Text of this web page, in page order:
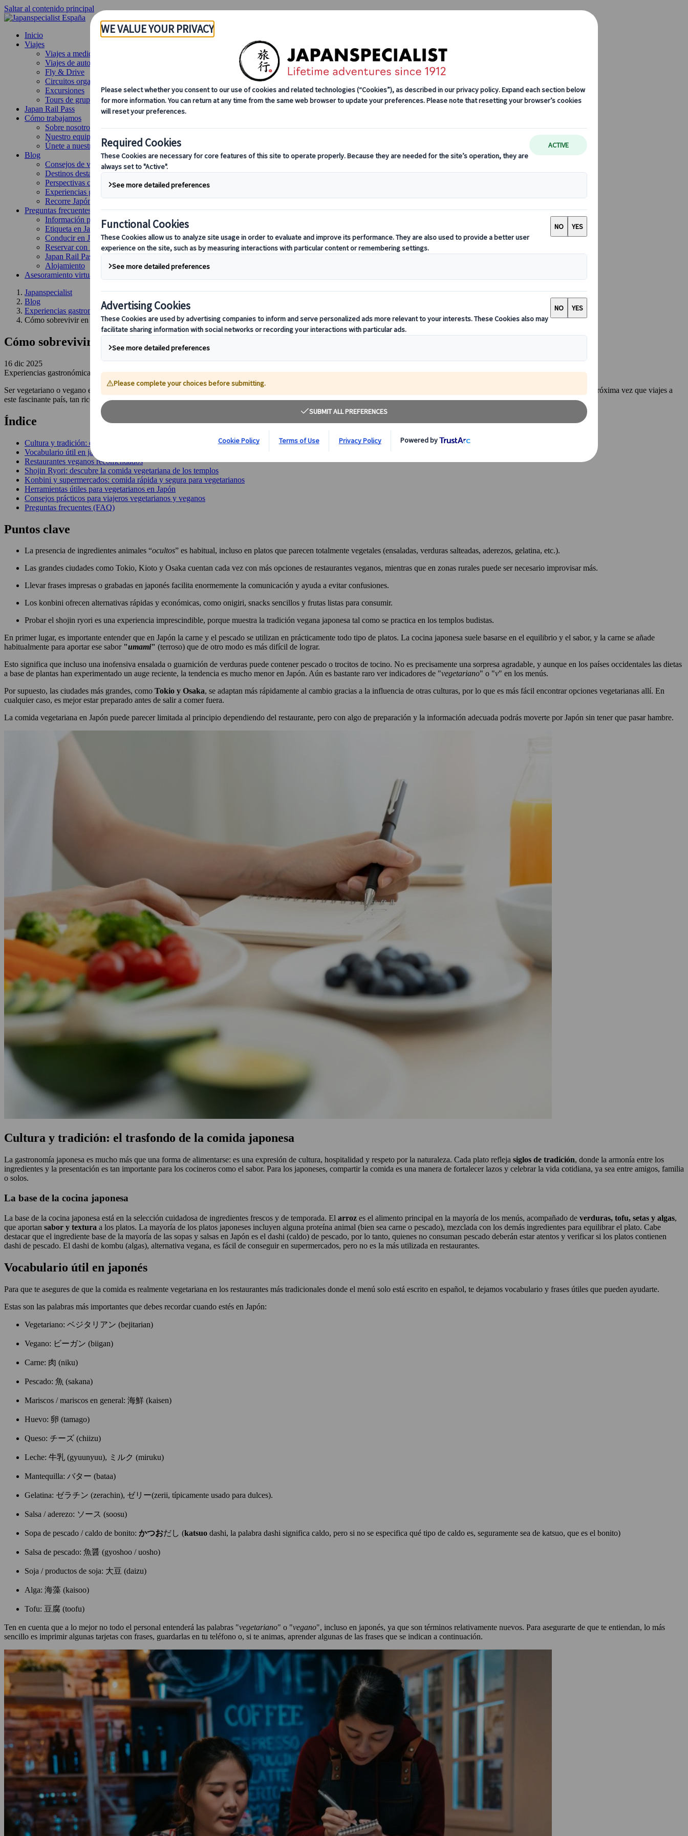
Saltar al contenido principal
Inicio
Viajes
Viajes a medida
Viajes de autor
Fly & Drive
Circuitos organizados
Excursiones
Tours de grupo a medida
Japan Rail Pass
Cómo trabajamos
Sobre nosotros
Nuestro equipo
Únete a nuestro equipo
Blog
Consejos de viaje para cada temporada
Destinos destacados
Perspectivas culturales
Experiencias gastronómicas
Recorre Japón en tren
Preguntas frecuentes
Información práctica
Etiqueta en Japón
Conducir en Japón
Reservar con nosotros
Japan Rail Pass
Alojamiento
Asesoramiento virtual
Japanspecialist
Blog
Experiencias gastronómicas
Cómo sobrevivir en Japón si eres vegetariano
Cómo sobrevivir en Japón si eres vegetariano
16 dic 2025
Experiencias gastronómicas
Ser vegetariano o vegano en Japón en ocasiones puede tratarse de todo un reto, pero por suerte aquí tienes algunos consejos y recomendaciones que definitivamente te van a ayudar la próxima vez que viajes a
este fascinante país, tan rico en cultura y tradiciones como en gastronomía.
Índice
Cultura y tradición: el trasfondo de la comida japonesa
Vocabulario útil en japonés
Restaurantes veganos recomendados
Shojin Ryori: descubre la comida vegetariana de los templos
Konbini y supermercados: comida rápida y segura para vegetarianos
Herramientas útiles para vegetarianos en Japón
Consejos prácticos para viajeros vegetarianos y veganos
Preguntas frecuentes (FAQ)
Puntos clave
La presencia de ingredientes animales “ocultos” es habitual, incluso en platos que parecen totalmente vegetales (ensaladas, verduras salteadas, aderezos, gelatina, etc.).
Las grandes ciudades como Tokio, Kioto y Osaka cuentan cada vez con más opciones de restaurantes veganos, mientras que en zonas rurales puede ser necesario improvisar más.
Llevar frases impresas o grabadas en japonés facilita enormemente la comunicación y ayuda a evitar confusiones.
Los konbini ofrecen alternativas rápidas y económicas, como onigiri, snacks sencillos y frutas listas para consumir.
Probar el shojin ryori es una experiencia imprescindible, porque muestra la tradición vegana japonesa tal como se practica en los templos budistas.
En primer lugar, es importante entender que en Japón la carne y el pescado se utilizan en prácticamente todo tipo de platos. La cocina japonesa suele basarse en el equilibrio y el sabor, y la carne se añade
habitualmente para aportar ese sabor "umami" (terroso) que de otro modo es más difícil de lograr.
Esto significa que incluso una inofensiva ensalada o guarnición de verduras puede contener pescado o trocitos de tocino. No es precisamente una sorpresa agradable, y aunque en los países occidentales las dietas
a base de plantas han experimentado un auge reciente, la tendencia es mucho menor en Japón. Aún es bastante raro ver indicadores de "vegetariano" o "v" en los menús.
Por supuesto, las ciudades más grandes, como Tokio y Osaka, se adaptan más rápidamente al cambio gracias a la influencia de otras culturas, por lo que es más fácil encontrar opciones vegetarianas allí. En
cualquier caso, es mejor estar preparado antes de salir a comer fuera.
La comida vegetariana en Japón puede parecer limitada al principio dependiendo del restaurante, pero con algo de preparación y la información adecuada podrás moverte por Japón sin tener que pasar hambre.
Cultura y tradición: el trasfondo de la comida japonesa
La gastronomía japonesa es mucho más que una forma de alimentarse: es una expresión de cultura, hospitalidad y respeto por la naturaleza. Cada plato refleja siglos de tradición, donde la armonía entre los
ingredientes y la presentación es tan importante para los cocineros como el sabor. Para los japoneses, compartir la comida es una manera de fortalecer lazos y celebrar la vida cotidiana, ya sea entre amigos, familia
o solos.
La base de la cocina japonesa
La base de la cocina japonesa está en la selección cuidadosa de ingredientes frescos y de temporada. El arroz es el alimento principal en la mayoría de los menús, acompañado de verduras, tofu, setas y algas,
que aportan sabor y textura a los platos. La mayoría de los platos japoneses incluyen alguna proteína animal (bien sea carne o pescado), mezclada con los demás ingredientes para equilibrar el plato. Cabe
destacar que el ingrediente base de la mayoría de las sopas y salsas en Japón es el dashi (caldo) de pescado, por lo tanto, quienes no consuman pescado deberán estar atentos y verificar si los platos contienen
dashi de pescado. El dashi de kombu (algas), alternativa vegana, es fácil de conseguir en supermercados, pero no es la más utilizada en restaurantes.
Vocabulario útil en japonés
Para que te asegures de que la comida es realmente vegetariana en los restaurantes más tradicionales donde el menú solo está escrito en español, te dejamos vocabulario y frases útiles que pueden ayudarte.
Estas son las palabras más importantes que debes recordar cuando estés en Japón:
Vegetariano: ベジタリアン (bejitarian)
Vegano: ビーガン (biigan)
Carne: 肉 (niku)
Pescado: 魚 (sakana)
Mariscos / mariscos en general: 海鮮 (kaisen)
Huevo: 卵 (tamago)
Queso: チーズ (chiizu)
Leche: 牛乳 (gyuunyuu), ミルク (miruku)
Mantequilla: バター (bataa)
Gelatina: ゼラチン (zerachin), ゼリー(zerii, típicamente usado para dulces).
Salsa / aderezo: ソース (soosu)
Sopa de pescado / caldo de bonito: かつおだし (katsuo dashi, la palabra dashi significa caldo, pero si no se especifica qué tipo de caldo es, seguramente sea de katsuo, que es el bonito)
Salsa de pescado: 魚醤 (gyoshoo / uosho)
Soja / productos de soja: 大豆 (daizu)
Alga: 海藻 (kaisoo)
Tofu: 豆腐 (toofu)
Ten en cuenta que a lo mejor no todo el personal entenderá las palabras "vegetariano" o "vegano", incluso en japonés, ya que son términos relativamente nuevos. Para asegurarte de que te entiendan, lo más
sencillo es imprimir algunas tarjetas con frases, guardarlas en tu teléfono o, si te animas, aprender algunas de las frases que se indican a continuación.